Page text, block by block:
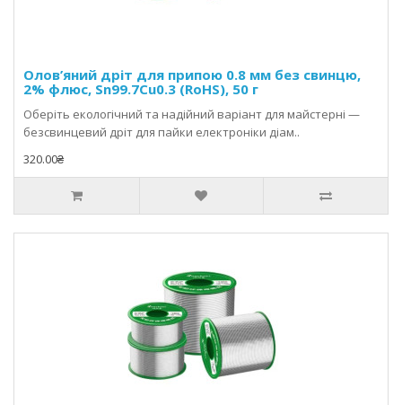
Олов’яний дріт для припою 0.8 мм без свинцю,
2% флюс, Sn99.7Cu0.3 (RoHS), 50 г
Оберіть екологічний та надійний варіант для майстерні —
безсвинцевий дріт для пайки електроніки діам..
320.00₴